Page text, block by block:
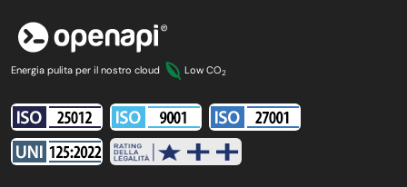
Energia pulita per il nostro cloud Low CO2